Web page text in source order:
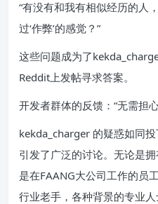
“有没有和我有相似经历的人
过‘作弊’的感觉？”
这些问题成为了
Reddit上发帖寻求答案。
开发者群体的反馈：“无需担
kekda_charger 的疑惑如同
引发了广泛的讨论。无论是
是在FAANG大公司工作的员
行业老手，各种背景的专业